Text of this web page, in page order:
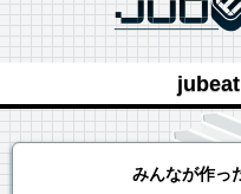
みんなが作っ